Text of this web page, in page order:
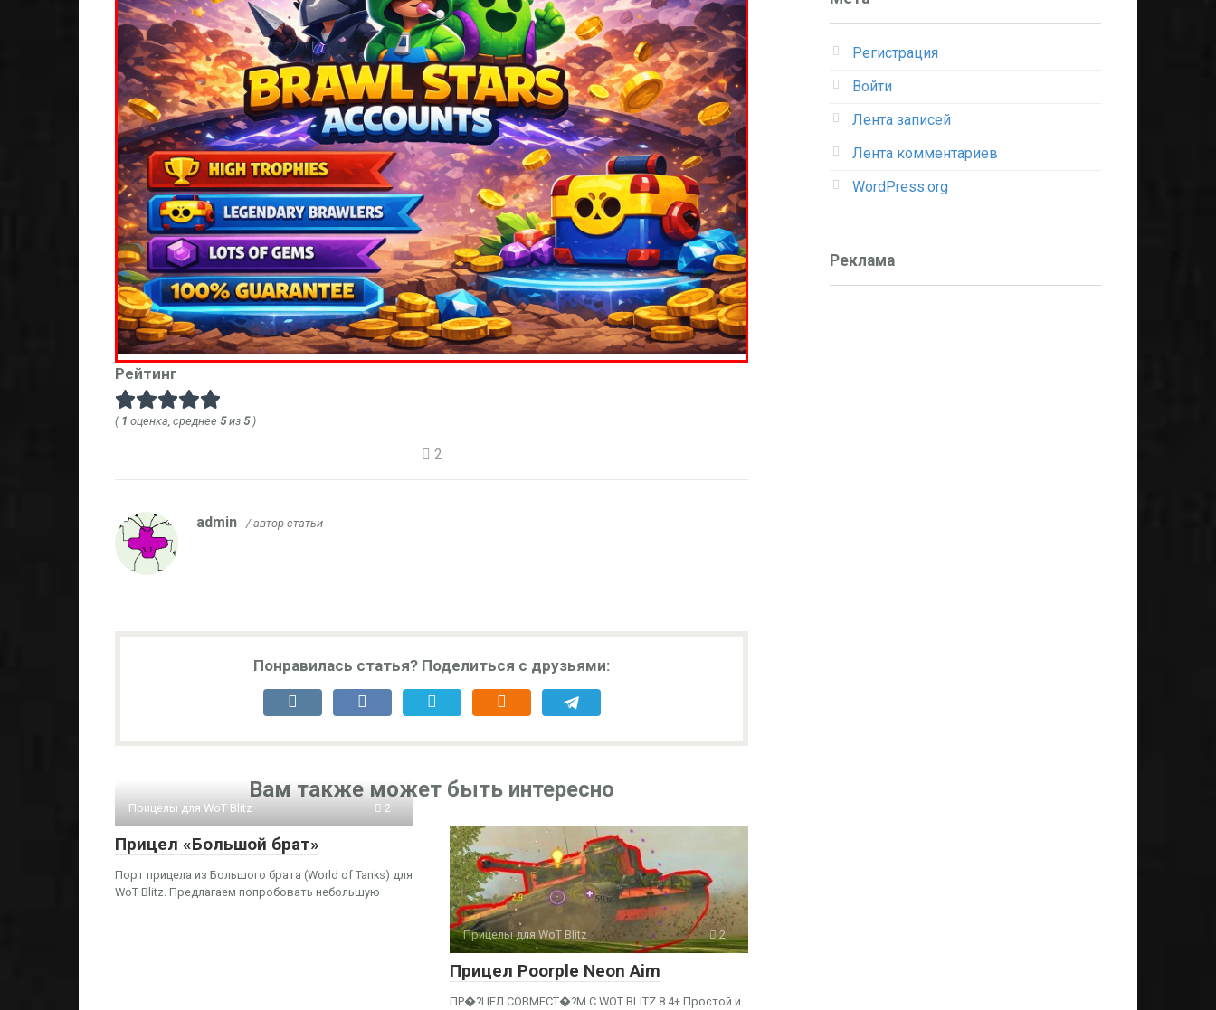
Рейтинг
( 1 оценка, среднее 5из 5)
2
admin / автор статьи
Понравилась статья? Поделиться с друзьями:
Вам также может быть интересно
Прицелы для WoT Blitz 2
Прицел «Большой брат»
Порт прицела из Большого брата (World of Tanks) для
WoT Blitz. Предлагаем попробовать небольшую
Прицелы для WoT Blitz 2
Прицел Poorple Neon Aim
ПР�?ЦЕЛ СОВМЕСТ�?М С WOT BLITZ 8.4+ Простой и
Регистрация
Войти
Лента записей
Лента комментариев
WordPress.org
Реклама